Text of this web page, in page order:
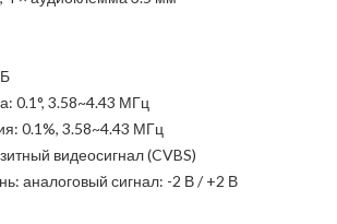
0.1°, 3.58~4.43 МГц
0.1%, 3.58~4.43 МГц
видеосигнал (CVBS)
аналоговый сигнал: -2 В / +2 В